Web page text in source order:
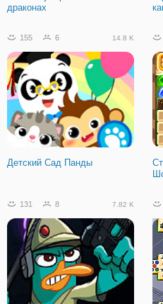
драконах
155 6 14.8 K
Детский Сад Панды
131 8 7.82 K